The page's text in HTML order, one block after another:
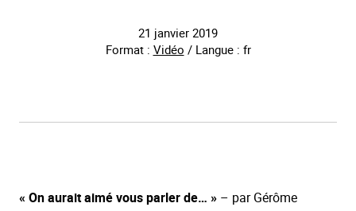
21 janvier 2019
Format : Vidéo / Langue : fr
« On aurait aimé vous parler de… » – par Gérôme